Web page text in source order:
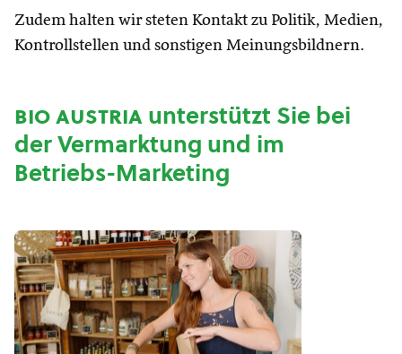
Zudem halten wir steten Kontakt zu Politik, Medien,
Kontrollstellen und sonstigen Meinungsbildnern.
bio austriaunterstützt Sie bei
der Vermarktung und im
Betriebs-Marketing